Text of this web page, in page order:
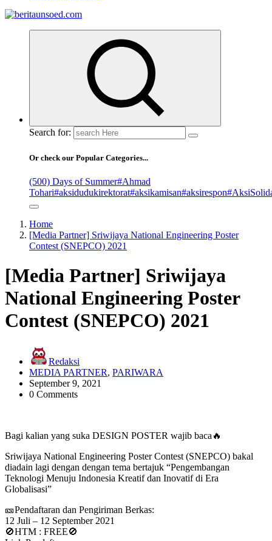
Pemandu Wawasan Almamater
Search for:
Or check our Popular Categories...
(500) Days of Summer#Ahmad
Tohari#aksidudukirektorat#aksikamisan#aksirespon
Home
[Media Partner] Sriwijaya National Engineering Poster
Contest (SNEPCO) 2021
[Media Partner] Sriwijaya
National Engineering Poster
Contest (SNEPCO) 2021
Redaksi
MEDIA PARTNER, PARIWARA
September 9, 2021
0 Comments
Bagi kalian yang suka DESIGN POSTER wajib baca🔥
Sriwijaya National Engineering Poster Contest (SNEPCO) bakal
diadain lagi dengan dengan tema bertajuk “Pengembangan
Teknologi Menuju Indonesia Kreatif dan Inovatif di Era
Globalisasi”
🎫Pendaftaran dan Pengiriman Berkas:
12 Juli – 12 September 2021
🚫HTM : FREE🚫